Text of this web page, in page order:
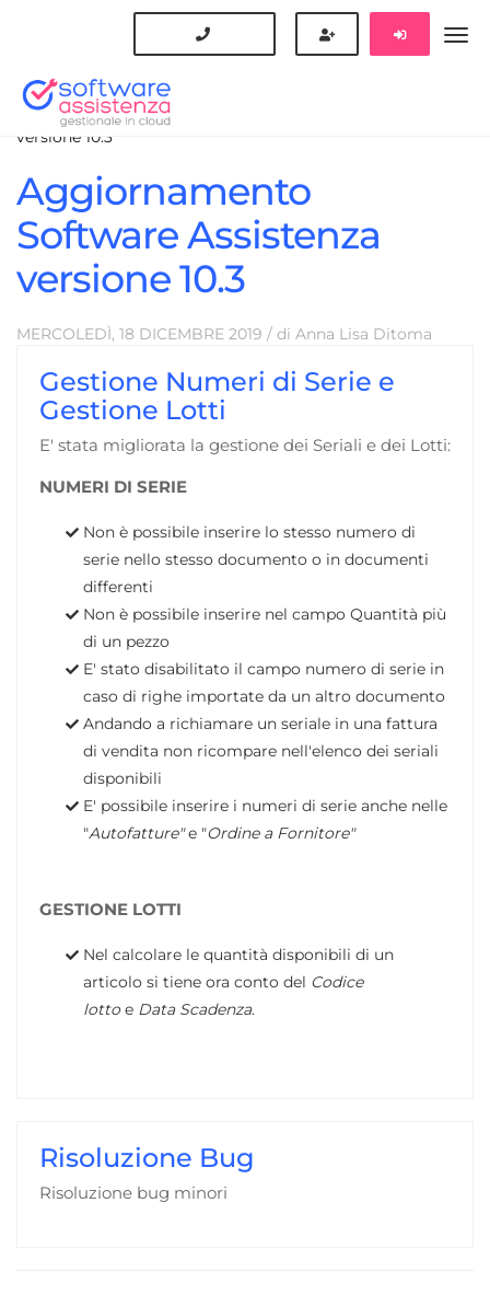
Blog Updates
Aggiornamento Software Assistenza
versione 10.3
Aggiornamento
Software Assistenza
versione 10.3
MERCOLEDÌ, 18 DICEMBRE 2019 / di Anna Lisa Ditoma
Gestione Numeri di Serie e
Gestione Lotti
E' stata migliorata la gestione dei Seriali e dei Lotti:
NUMERI DI SERIE
Non è possibile inserire lo stesso numero di
serie nello stesso documento o in documenti
differenti
Non è possibile inserire nel campo Quantità più
di un pezzo
E' stato disabilitato il campo numero di serie in
caso di righe importate da un altro documento
Andando a richiamare un seriale in una fattura
di vendita non ricompare nell'elenco dei seriali
disponibili
E' possibile inserire i numeri di serie anche nelle
"Autofatture"e "Ordine a Fornitore"
GESTIONE LOTTI
Nel calcolare le quantità disponibili di un
articolo si tiene ora conto del Codice
lottoe Data Scadenza.
Risoluzione Bug
Risoluzione bug minori